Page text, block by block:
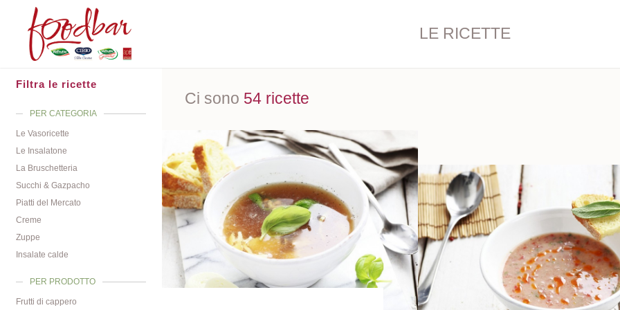
LE RICETTE
Filtra le ricette
PER CATEGORIA
Le Vasoricette
Le Insalatone
La Bruschetteria
Succhi & Gazpacho
Piatti del Mercato
Creme
Zuppe
Insalate calde
PER PRODOTTO
Frutti di cappero
Ci sono 54 ricette